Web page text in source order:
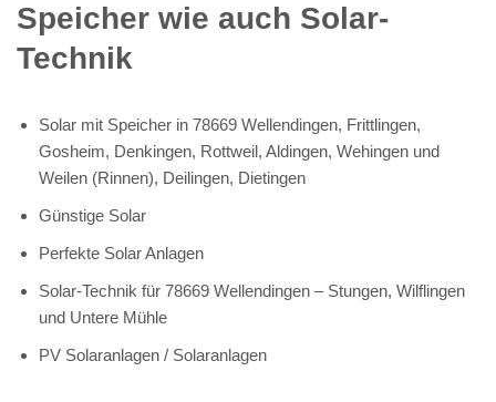
Speicher wie auch Solar-
Technik
Solar mit Speicher in 78669 Wellendingen, Frittlingen,
Gosheim, Denkingen, Rottweil, Aldingen, Wehingen und
Weilen (Rinnen), Deilingen, Dietingen
Günstige Solar
Perfekte Solar Anlagen
Solar-Technik für 78669 Wellendingen – Stungen, Wilflingen
und Untere Mühle
PV Solaranlagen / Solaranlagen